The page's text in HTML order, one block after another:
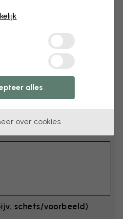
schets/voorbeeld)
alles
over cookies